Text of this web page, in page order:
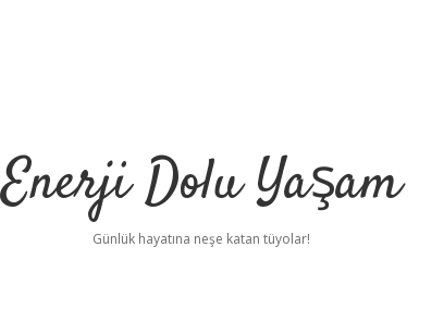
Enerji Dolu Yaşam
Günlük hayatına neşe katan tüyolar!